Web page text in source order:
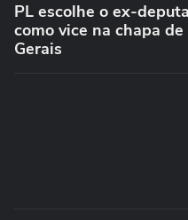
PL escolhe o ex-
como vice na chapa
Gerais